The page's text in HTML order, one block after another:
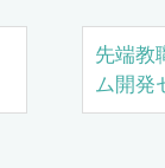
先端教
ム開発